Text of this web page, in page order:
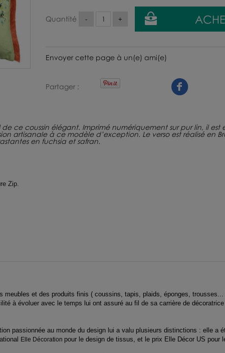
Quantité
Envoyer cette page à un(e) ami(e)
Partager
ce coussin élégant. Imprimé numériquement sur pur lin, il est
artisanale à ce modèle d’exception. Le verso est réalisé en
en fuchsia et safran.
Zip.
et des produits finis ( coussins, tapis, plaids, éponges, trousses...
à évoluer avec le temps lui ont assuré au fil de sa carrière de
passionnée au monde du design lui a valu plusieurs distinctions : elle a
Elle Décoration pour le design de tissus, et le prix Elle Décor US pour